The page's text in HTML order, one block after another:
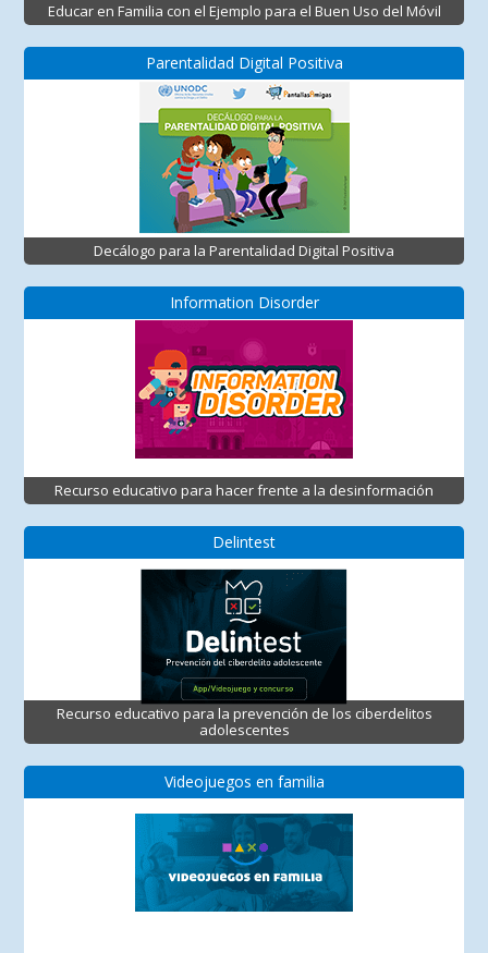
Educar en Familia con el Ejemplo para el Buen Uso del Móvil
Parentalidad Digital Positiva
Decálogo para la Parentalidad Digital Positiva
Information Disorder
Recurso educativo para hacer frente a la desinformación
Delintest
Recurso educativo para la prevención de los ciberdelitos
adolescentes
Videojuegos en familia